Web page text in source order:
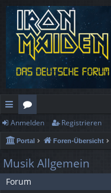
ch
ne
llz
ug
or
en
Anmelden Registrieren
Portal Foren-Übersicht
Musik Allgemein
Forum